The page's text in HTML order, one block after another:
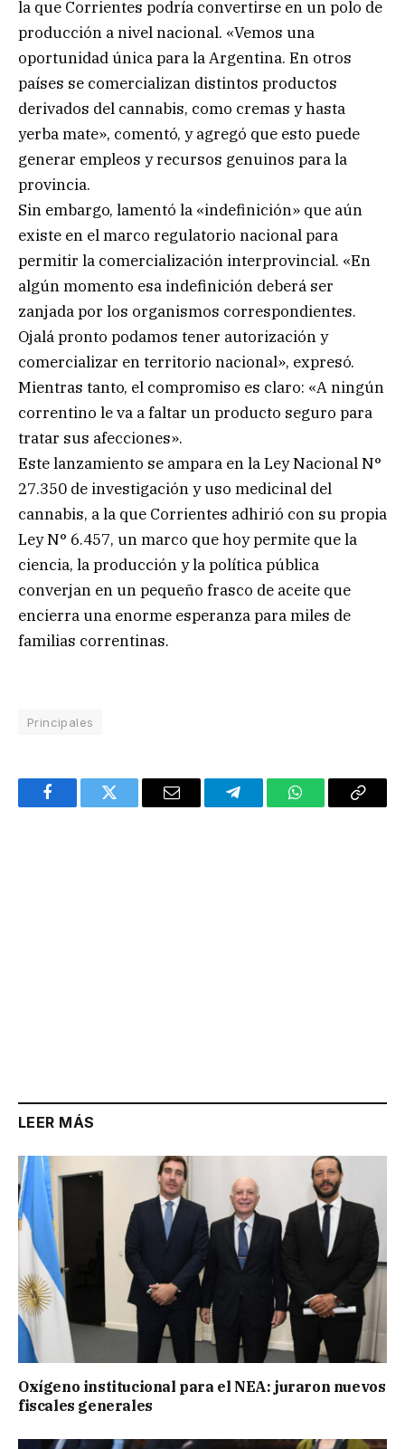
la que Corrientes podría convertirse en un polo de
producción a nivel nacional. «Vemos una
oportunidad única para la Argentina. En otros
países se comercializan distintos productos
derivados del cannabis, como cremas y hasta
yerba mate», comentó, y agregó que esto puede
generar empleos y recursos genuinos para la
provincia.
Sin embargo, lamentó la «indefinición» que aún
existe en el marco regulatorio nacional para
permitir la comercialización interprovincial. «En
algún momento esa indefinición deberá ser
zanjada por los organismos correspondientes.
Ojalá pronto podamos tener autorización y
comercializar en territorio nacional», expresó.
Mientras tanto, el compromiso es claro: «A ningún
correntino le va a faltar un producto seguro para
tratar sus afecciones».
Este lanzamiento se ampara en la Ley Nacional N°
27.350 de investigación y uso medicinal del
cannabis, a la que Corrientes adhirió con su propia
Ley N° 6.457, un marco que hoy permite que la
ciencia, la producción y la política pública
converjan en un pequeño frasco de aceite que
encierra una enorme esperanza para miles de
familias correntinas.
Principales
FacebookTwitter Email TelegramWhatsAppCopy
LEER MÁS
Oxígeno institucional para el NEA: juraron nuevos
fiscales generales